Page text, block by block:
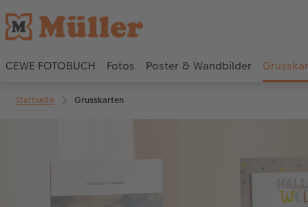
CEWE FOTOBUCH Fotos Poster & Wandbilder
Startseite Grusskarten